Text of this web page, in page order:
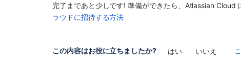
完了まであと少しです! 準備ができたら、Atlassian Cloud
ラウドに招待する方法
この内容はお役に立ちましたか? はい いいえ